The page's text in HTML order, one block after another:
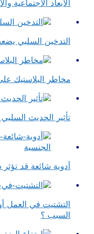
الأبعاد الاجتماعية
التدخين السلبي
مخاطر البلاستيك
تأثير الحديث
أدوية شائعة قد
التشتيت في العمل
السبب ؟